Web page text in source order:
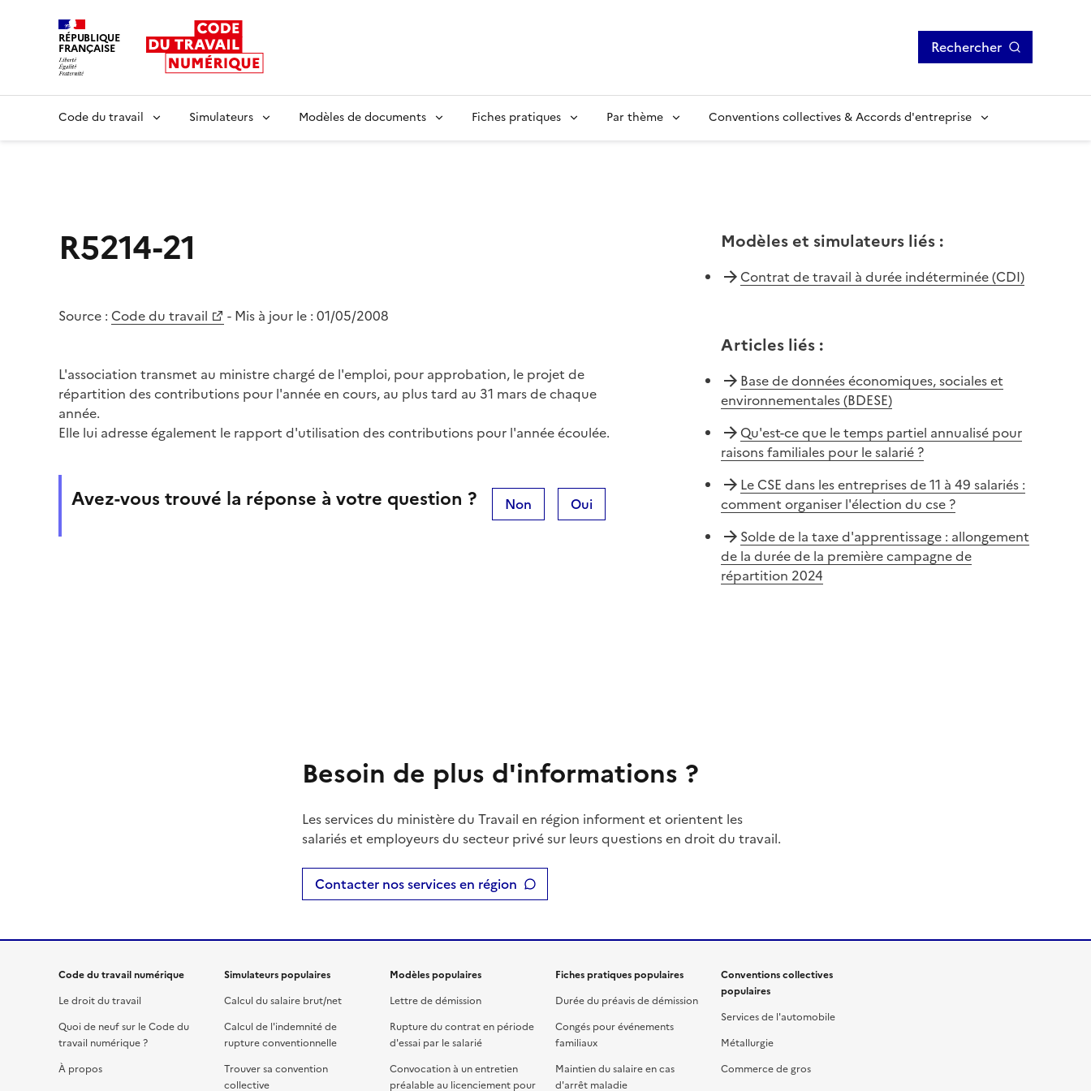
RÉPUBLIQUE
FRANÇAISE Rechercher
Code du travail Simulateurs Modèles de documents Fiches pratiques Par thème Conventions collectives & Accords d'entreprise
R5214-21
Source : Code du travail - Mis à jour le : 01/05/2008
L'association transmet au ministre chargé de l'emploi, pour approbation, le projet de
répartition des contributions pour l'année en cours, au plus tard au 31 mars de chaque
année.
Elle lui adresse également le rapport d'utilisation des contributions pour l'année écoulée.
Avez-vous trouvé la réponse à votre question ? Non Oui
Modèles et simulateurs liés:
Contrat de travail à durée indéterminée (CDI)
Articles liés:
Base de données économiques, sociales et
environnementales (BDESE)
Qu'est-ce que le temps partiel annualisé pour
raisons familiales pour le salarié ?
Le CSE dans les entreprises de 11 à 49 salariés :
comment organiser l'élection du cse ?
Solde de la taxe d'apprentissage : allongement
de la durée de la première campagne de
répartition 2024
Besoin de plus d'informations ?
Les services du ministère du Travail en région informent et orientent les
salariés et employeurs du secteur privé sur leurs questions en droit du travail.
Contacter nos services en région
Code du travail numérique
Le droit du travail
Quoi de neuf sur le Code du
travail numérique ?
À propos
Simulateurs populaires
Calcul du salaire brut/net
Calcul de l'indemnité de
rupture conventionnelle
Trouver sa convention
collective
Modèles populaires
Lettre de démission
Rupture du contrat en période
d'essai par le salarié
Convocation à un entretien
préalable au licenciement pour
Fiches pratiques populaires
Durée du préavis de démission
Congés pour événements
familiaux
Maintien du salaire en cas
d'arrêt maladie
Conventions collectives
populaires
Services de l'automobile
Métallurgie
Commerce de gros